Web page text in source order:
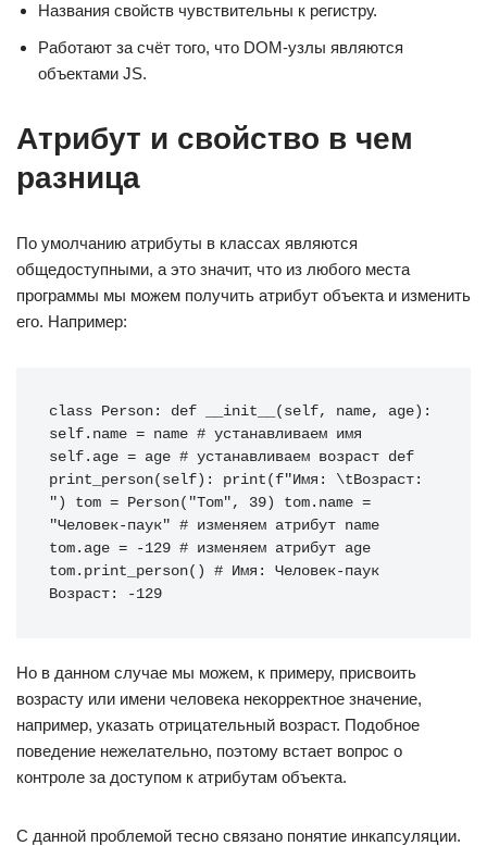
Названия свойств чувствительны к регистру.
Работают за счёт того, что DOM-узлы являются
объектами JS.
Атрибут и свойство в чем
разница
По умолчанию атрибуты в классах являются
общедоступными, а это значит, что из любого места
программы мы можем получить атрибут объекта и изменить
его. Например:
class Person: def __init__(self, name, age):
self.name = name # устанавливаем имя
self.age = age # устанавливаем возраст def
print_person(self): print(f"Имя: \tВозраст:
") tom = Person("Tom", 39) tom.name =
"Человек-паук" # изменяем атрибут name
tom.age = -129 # изменяем атрибут age
tom.print_person() # Имя: Человек-паук
Возраст: -129
Но в данном случае мы можем, к примеру, присвоить
возрасту или имени человека некорректное значение,
например, указать отрицательный возраст. Подобное
поведение нежелательно, поэтому встает вопрос о
контроле за доступом к атрибутам объекта.
С данной проблемой тесно связано понятие инкапсуляции.